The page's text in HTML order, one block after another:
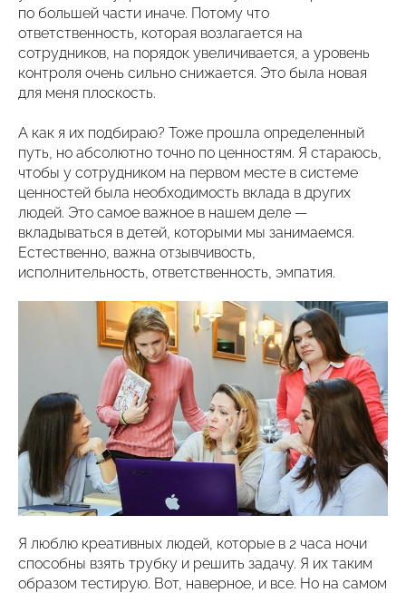
по большей части иначе. Потому что
ответственность, которая возлагается на
сотрудников, на порядок увеличивается, а уровень
контроля очень сильно снижается. Это была новая
для меня плоскость.
А как я их подбираю? Тоже прошла определенный
путь, но абсолютно точно по ценностям. Я стараюсь,
чтобы у сотрудником на первом месте в системе
ценностей была необходимость вклада в других
людей. Это самое важное в нашем деле —
вкладываться в детей, которыми мы занимаемся.
Естественно, важна отзывчивость,
исполнительность, ответственность, эмпатия.
Я люблю креативных людей, которые в 2 часа ночи
способны взять трубку и решить задачу. Я их таким
образом тестирую. Вот, наверное, и все. Но на самом